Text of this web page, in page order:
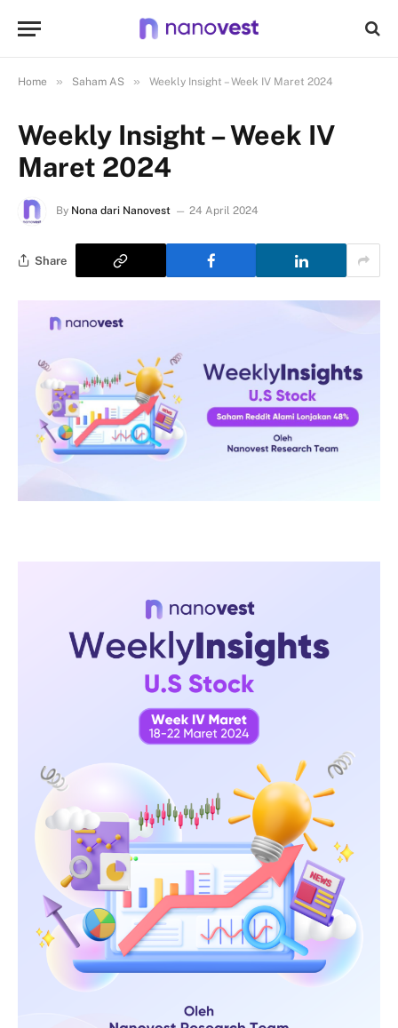
Home » Saham AS » Weekly Insight – Week IV Maret 2024
Weekly Insight – Week IV
Maret 2024
By Nona dari Nanovest 24 April 2024
Share